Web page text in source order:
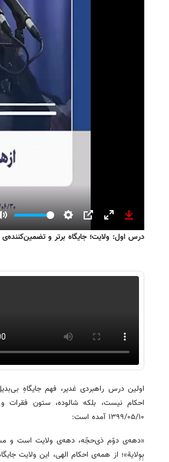
Mute
SettingsPIP
fullscreen
درس اول: ولایت؛ جایگاه برتر و
اولین درس راهبردی غدیر، فهم جایگاهِ
احکام نیست، بلکه شالوده، ستون فقرات
۱۳۹۹/۰۵/۱۰ آمده است:
«دهه‌ی دوّم ذی‌حجّه، دهه‌ی ولایت است و
بِوِلایة»؛ از همه‌ی احکام الهی، این ولایت